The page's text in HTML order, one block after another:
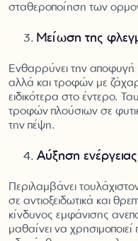
σταθεροποίηση των
Μείωση της
Ενθαρρύνει την
αλλά και τροφών με
ειδικότερα στο έντερο.
τροφών πλούσιων σε
την πέψη.
Αύξηση
Περιλαμβάνει
σε αντιοξειδωτικά και
κίνδυνος εμφάνισης
μαθαίνει να χρησιμοποιεί